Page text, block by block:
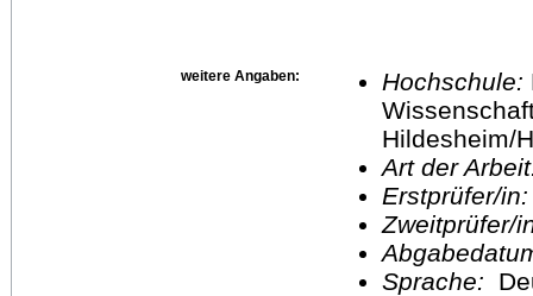
weitere Angaben: Hochschule:
Hildesheim/
Art der
Erstprüfer/
Sprache: